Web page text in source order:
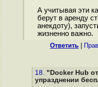
А учитывая эти
берут в аренду
анекдоту),
жизненно важно.
Ответить
18. "Docker Hub
упразднении